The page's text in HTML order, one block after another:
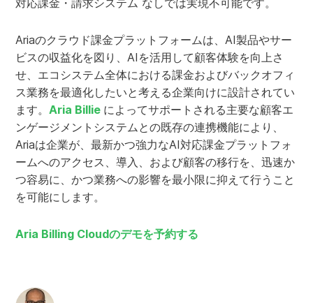
対応課金・請求システム なしでは実現不可能です。
Ariaのクラウド課金プラットフォームは、AI製品やサー
ビスの収益化を図り、AIを活用して顧客体験を向上さ
せ、エコシステム全体における課金およびバックオフィ
ス業務を最適化したいと考える企業向けに設計されてい
ます。Aria Billie によってサポートされる主要な顧客エ
ンゲージメントシステムとの既存の連携機能により、
Ariaは企業が、最新かつ強力なAI対応課金プラットフォ
ームへのアクセス、導入、および顧客の移行を、迅速か
つ容易に、かつ業務への影響を最小限に抑えて行うこと
を可能にします。
Aria Billing Cloudのデモを予約する